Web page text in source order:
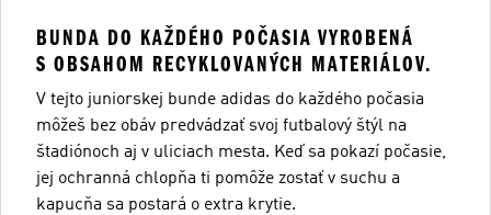
BUNDA DO KAŽDÉHO POČASIA VYROBENÁ
S OBSAHOM RECYKLOVANÝCH MATERIÁLOV.
V tejto juniorskej bunde adidas do každého počasia
môžeš bez obáv predvádzať svoj futbalový štýl na
štadiónoch aj v uliciach mesta. Keď sa pokazí počasie,
jej ochranná chlopňa ti pomôže zostať v suchu a
kapucňa sa postará o extra krytie.